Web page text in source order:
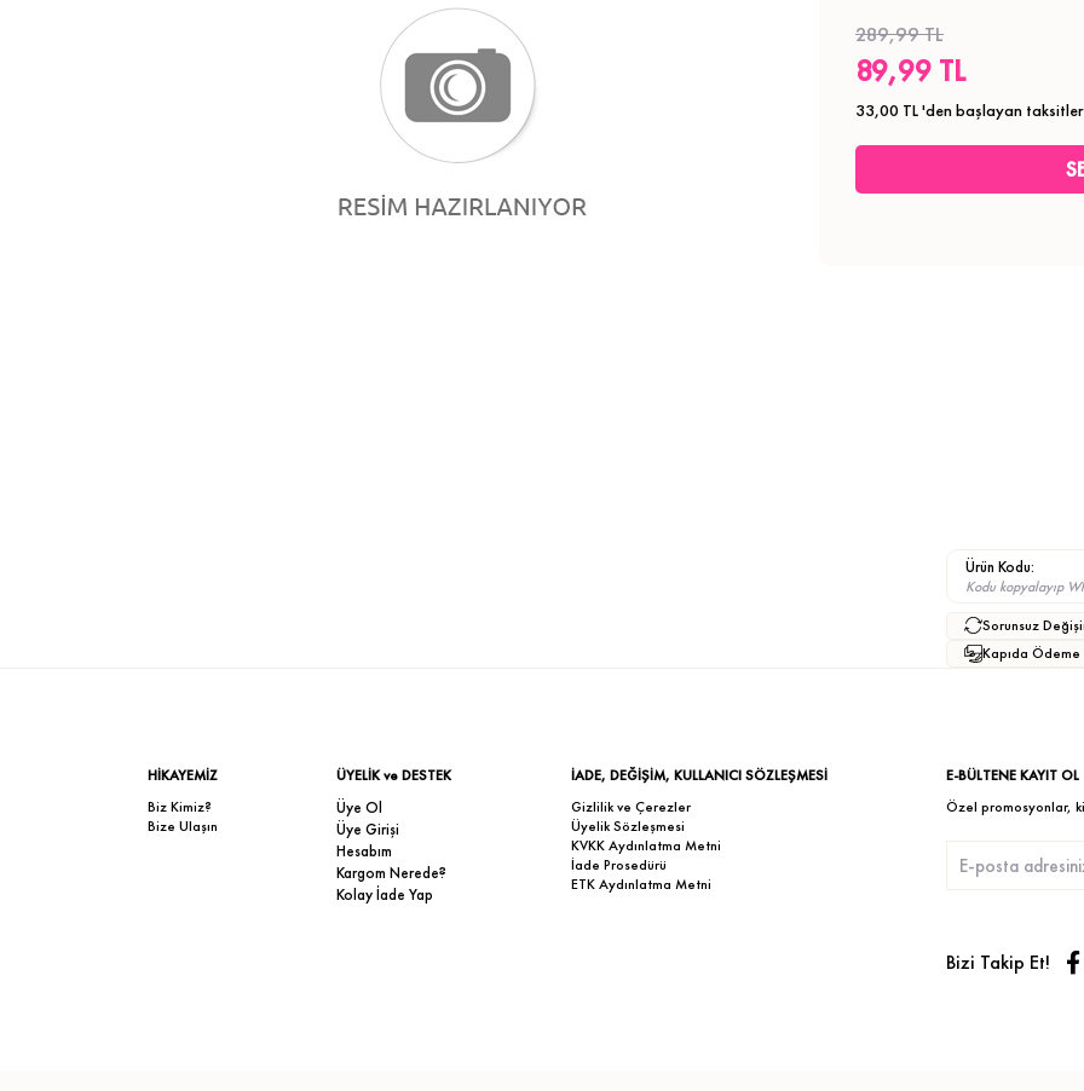
289,99 TL
89,99 TL
33,00 TL'den başlayan
Ürün Kodu:
Kodu kopyalayıp
Sorunsuz
Kapıda Ödeme
HİKAYEMİZ
Biz Kimiz?
Bize Ulaşın
ÜYELİK ve DESTEK
Üye Ol
Üye Girişi
Hesabım
Kargom Nerede?
Kolay İade Yap
İADE, DEĞİŞİM, KULLANICI SÖZLEŞMESİ
Gizlilik ve Çerezler
Üyelik Sözleşmesi
KVKK Aydınlatma Metni
İade Prosedürü
ETK Aydınlatma Metni
E-BÜLTENE KAYIT OL
Özel promosyonlar,
Bizi Takip Et!